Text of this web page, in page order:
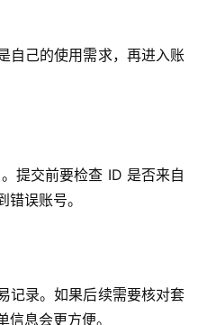
自己的使用需求，再进入账
提交前要检查 ID 是否来自
误账号。
记录。如果后续需要核对套
息会更方便。